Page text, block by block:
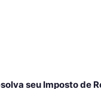
seu Imposto de